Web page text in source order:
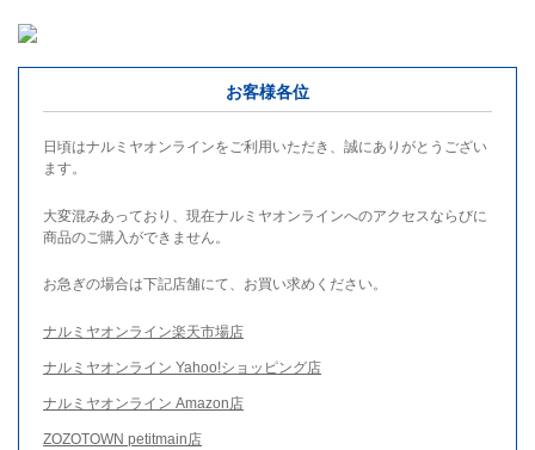
お客様各位
日頃はナルミヤオンラインをご利用いただき、誠にありがとうござい
ます。
大変混みあっており、現在ナルミヤオンラインへのアクセスならびに
商品のご購入ができません。
お急ぎの場合は下記店舗にて、お買い求めください。
ナルミヤオンライン楽天市場店
ナルミヤオンライン Yahoo!ショッピング店
ナルミヤオンライン Amazon店
ZOZOTOWN petitmain店